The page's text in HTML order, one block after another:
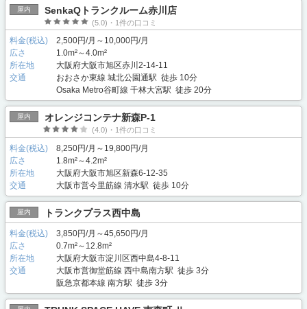
屋内 SenkaQトランクルーム赤川店
(5.0)・1件の口コミ
料金(税込)
2,500円/月～10,000円/月
広さ
1.0m²～4.0m²
所在地
大阪府大阪市旭区赤川2-14-11
交通
おおさか東線 城北公園通駅 徒歩 10分
Osaka Metro谷町線 千林大宮駅 徒歩 20分
屋内 オレンジコンテナ新森P-1
(4.0)・1件の口コミ
料金(税込)
8,250円/月～19,800円/月
広さ
1.8m²～4.2m²
所在地
大阪府大阪市旭区新森6-12-35
交通
大阪市営今里筋線 清水駅 徒歩 10分
屋内 トランクプラス西中島
料金(税込)
3,850円/月～45,650円/月
広さ
0.7m²～12.8m²
所在地
大阪府大阪市淀川区西中島4-8-11
交通
大阪市営御堂筋線 西中島南方駅 徒歩 3分
阪急京都本線 南方駅 徒歩 3分